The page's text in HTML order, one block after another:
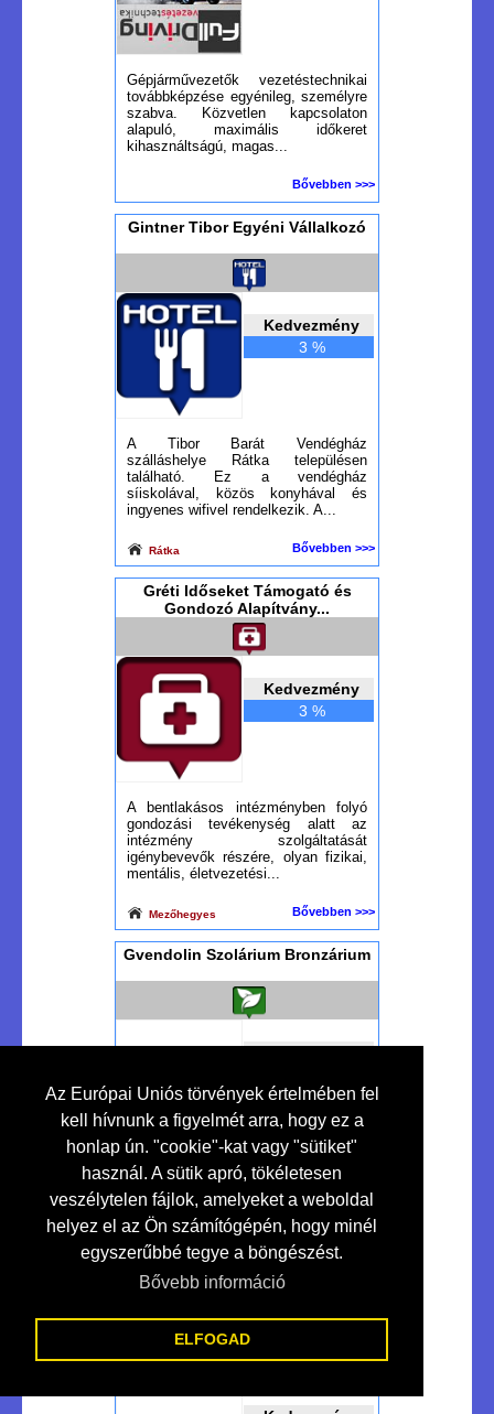
Az Európai Uniós törvények értelmében fel
kell hívnunk a figyelmét arra, hogy ez a
honlap ún. "cookie"-kat vagy "sütiket"
használ. A sütik apró, tökéletesen
veszélytelen fájlok, amelyeket a weboldal
helyez el az Ön számítógépén, hogy minél
egyszerűbbé tegye a böngészést.
Bővebb információ
ELFOGAD
Gépjárművezetők vezetéstechnikai
továbbképzése egyénileg, személyre
szabva. Közvetlen kapcsolaton
alapuló, maximális időkeret
kihasználtságú, magas...
Bővebben >>>
Gintner Tibor Egyéni Vállalkozó
Kedvezmény
3 %
A Tibor Barát Vendégház
szálláshelye Rátka településen
található. Ez a vendégház
síiskolával, közös konyhával és
ingyenes wifivel rendelkezik. A...
Rátka Bővebben >>>
Gréti Időseket Támogató és
Gondozó Alapítvány...
Kedvezmény
3 %
A bentlakásos intézményben folyó
gondozási tevékenység alatt az
intézmény szolgáltatását
igénybevevők részére, olyan fizikai,
mentális, életvezetési...
Mezőhegyes Bővebben >>>
Gvendolin Szolárium Bronzárium
Szolárium Studió...
Makó
Ht-led - Lakossági-ipari Led
Világítás